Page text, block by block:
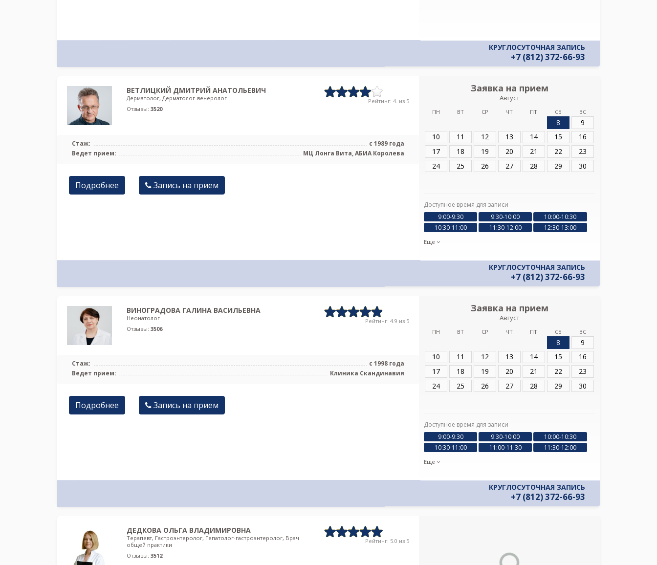
КРУГЛОСУТОЧНАЯ ЗАПИСЬ
+7 (812) 372-66-93
ВЕТЛИЦКИЙ ДМИТРИЙ АНАТОЛЬЕВИЧ
Дерматолог, Дерматолог-венеролог
Отзывы: 3520
Рейтинг: 4. из 5
Стаж:
с 1989 года
Ведет прием:
МЦ Лонга Вита, АБИА Королева
Подробнее Запись на прием
Заявка на прием
Август
ПН ВТ СР ЧТ ПТ СБ ВС
8
9
10
11 12 13 14 15
16
17
18 19 20 21 22
23
24
25 26 27 28 29 30
Доступное время для записи
9:00-9:30
9:30-10:00
10:00-10:30
10:30-11:00
11:30-12:00 12:30-13:00
Еще
КРУГЛОСУТОЧНАЯ ЗАПИСЬ
+7 (812) 372-66-93
ВИНОГРАДОВА ГАЛИНА ВАСИЛЬЕВНА
Неонатолог
Отзывы: 3506
Рейтинг: 4.9 из 5
Стаж:
с 1998 года
Ведет прием:
Клиника Скандинавия
Подробнее Запись на прием
Заявка на прием
Август
ПН ВТ СР ЧТ ПТ СБ ВС
8
9
10
11 12 13 14 15
16
17
18 19 20 21 22
23
24
25 26 27 28 29 30
Доступное время для записи
9:00-9:30
9:30-10:00
10:00-10:30
10:30-11:00
11:00-11:30 11:30-12:00
Еще
КРУГЛОСУТОЧНАЯ ЗАПИСЬ
+7 (812) 372-66-93
ДЕДКОВА ОЛЬГА ВЛАДИМИРОВНА
Терапевт, Гастроэнтеролог, Гепатолог-гастроэнтеролог, Врач
общей практики
Отзывы: 3512
Рейтинг: 5.0 из 5